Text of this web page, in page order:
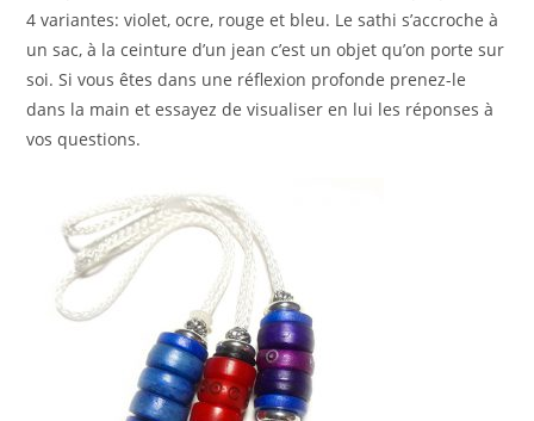
4 variantes: violet, ocre, rouge et bleu. Le sathi s’accroche à
un sac, à la ceinture d’un jean c’est un objet qu’on porte sur
soi. Si vous êtes dans une réflexion profonde prenez-le
dans la main et essayez de visualiser en lui les réponses à
vos questions.